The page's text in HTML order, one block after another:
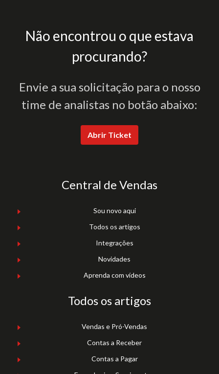
Não encontrou o que estava
procurando?
Envie a sua solicitação para o nosso
time de analistas no botão abaixo:
Abrir Ticket
Central de Vendas
Sou novo aqui
Todos os artigos
Integrações
Novidades
Aprenda com vídeos
Todos os artigos
Vendas e Pró-Vendas
Contas a Receber
Contas a Pagar